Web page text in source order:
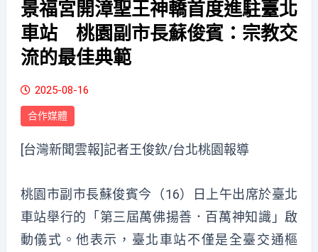
景福宮開漳聖王神轎首度進駐臺北
車站 桃園副市長蘇俊賓：宗教交
流的最佳典範
2025-08-16
合作媒體
[台灣新聞雲報]記者王俊欽/台北桃園報導
桃園市副市長蘇俊賓今（16）日上午出席於臺北
車站舉行的「第三屆萬佛揚善．百萬神知識」啟
動儀式。他表示，臺北車站不僅是全臺交通樞